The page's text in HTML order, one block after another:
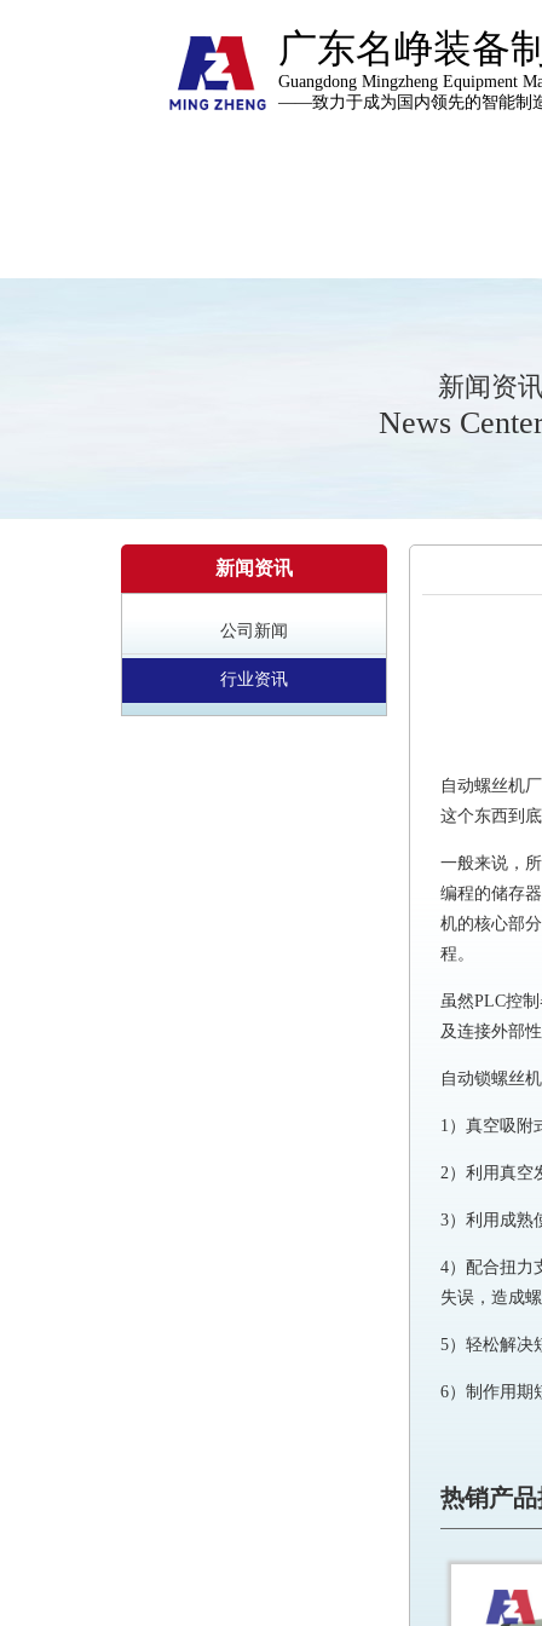
广东名峥装备
Guangdong Mingzheng Equipment
——致力于成为国内领先的智能制
新闻资
News
新闻资讯
公司新闻
行业资讯
自动螺丝机
这个东西到
一般来说，
编程的储存
机的核心部
程。
虽然PLC控
及连接外部
自动锁螺丝
1）真空吸附
2）利用真空
3）利用成熟
4）配合扭力
失误，造成
5）轻松解决
6）制作用期
热销产